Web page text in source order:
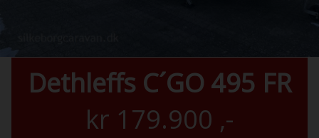
Dethleffs C´GO 495 FR
kr 179.900 ,-